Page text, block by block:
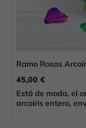
Ramo Rosas
45,00 €
Está de moda, el
arcoíris entero,